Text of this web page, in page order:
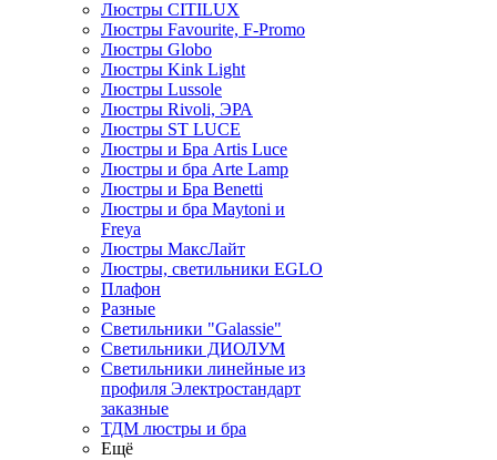
Люстры CITILUX
Люстры Favourite, F-Promo
Люстры Globo
Люстры Kink Light
Люстры Lussole
Люстры Rivoli, ЭРА
Люстры ST LUCE
Люстры и Бра Artis Luce
Люстры и бра Arte Lamp
Люстры и Бра Benetti
Люстры и бра Maytoni и
Freya
Люстры МаксЛайт
Люстры, светильники EGLO
Плафон
Разные
Светильники "Galassie"
Светильники ДИОЛУМ
Светильники линейные из
профиля Электростандарт
заказные
ТДМ люстры и бра
Ещё